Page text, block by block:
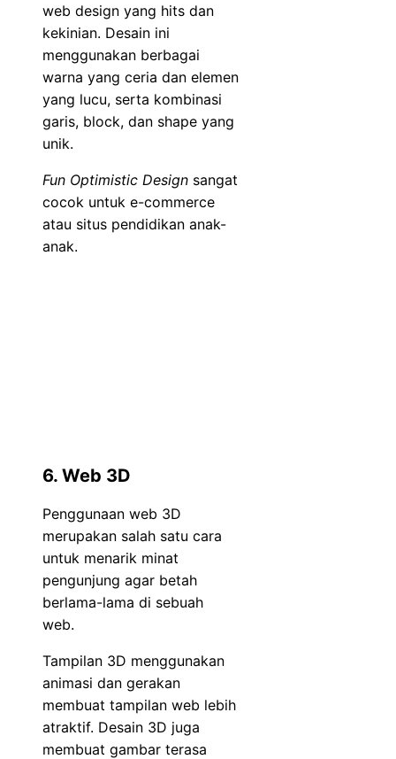
web design yang hits dan
kekinian. Desain ini
menggunakan berbagai
warna yang ceria dan elemen
yang lucu, serta kombinasi
garis, block, dan shape yang
unik.
Fun Optimistic Design sangat
cocok untuk e-commerce
atau situs pendidikan anak-
anak.
6. Web 3D
Penggunaan web 3D
merupakan salah satu cara
untuk menarik minat
pengunjung agar betah
berlama-lama di sebuah
web.
Tampilan 3D menggunakan
animasi dan gerakan
membuat tampilan web lebih
atraktif. Desain 3D juga
membuat gambar terasa